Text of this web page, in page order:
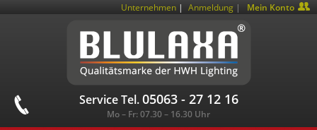
Unternehmen Anmeldung |
Mein Konto
Service Tel. 05063 - 27 12 16
Mo – Fr: 07.30 – 16.30 Uhr